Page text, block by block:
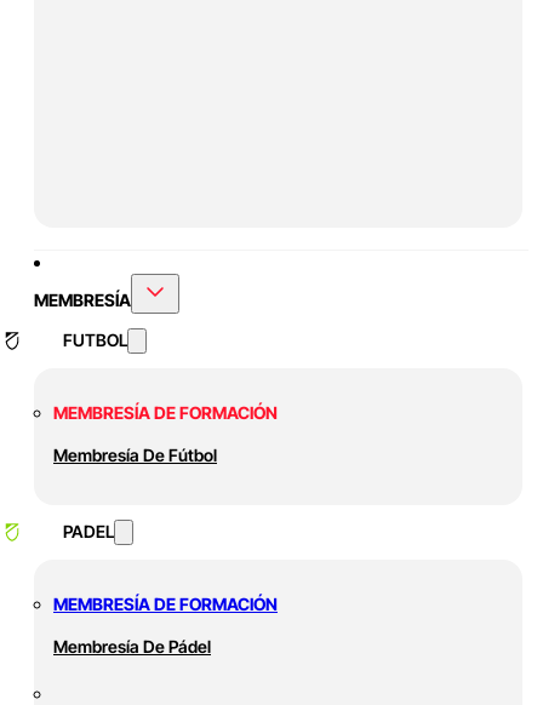
MEMBRESÍA
FUTBOL
MEMBRESÍA DE FORMACIÓN
Membresía De Fútbol
PADEL
MEMBRESÍA DE FORMACIÓN
Membresía De Pádel